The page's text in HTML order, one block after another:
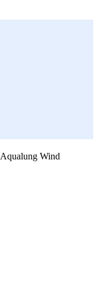
Wind